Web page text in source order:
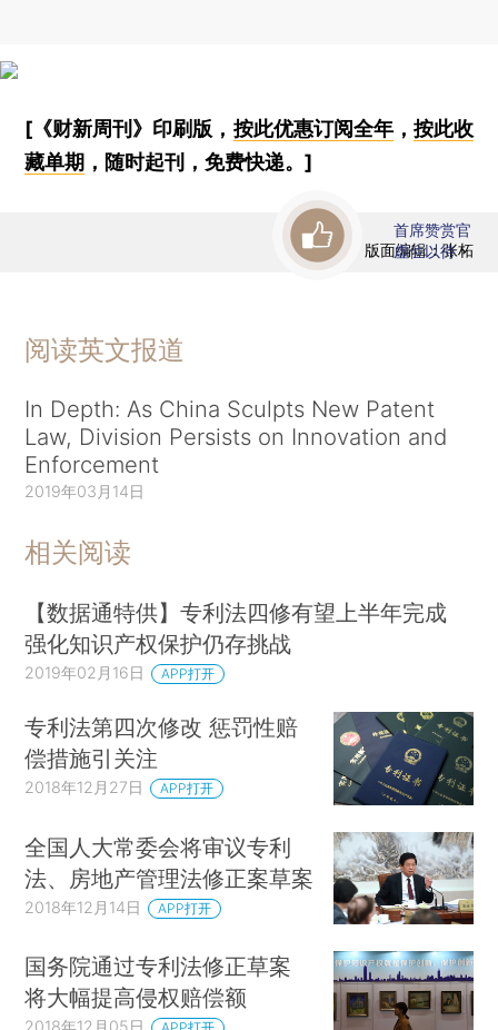
[《财新周刊》印刷版， 按此优惠订阅全年， 按此收
藏单期 ，随时起刊，免费快递。]
版面编辑：张柘
首席赞赏官
虚位以待
阅读英文报道
In Depth: As China Sculpts New Patent
Law, Division Persists on Innovation and
Enforcement
2019年03月14日
相关阅读
【数据通特供】专利法四修有望上半年完成
强化知识产权保护仍存挑战
2019年02月16日 APP打开
专利法第四次修改 惩罚性赔
偿措施引关注
2018年12月27日 APP打开
全国人大常委会将审议专利
法、房地产管理法修正案草案
2018年12月14日 APP打开
国务院通过专利法修正草案
将大幅提高侵权赔偿额